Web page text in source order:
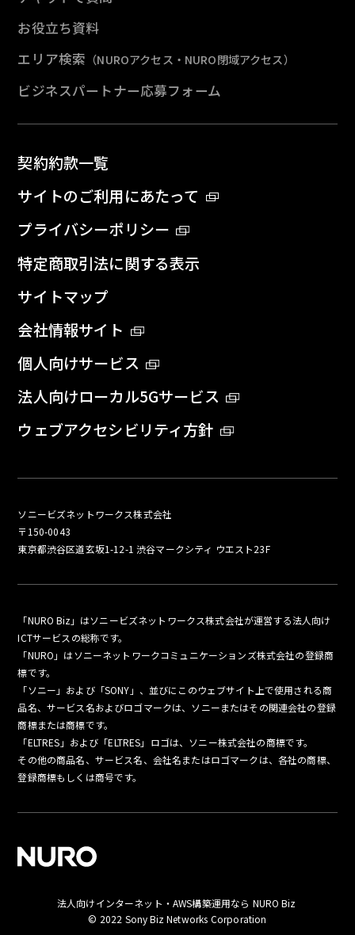
お役立ち資料
エリア検索 （NUROアクセス・NURO閉域アクセス）
ビジネスパートナー応募フォーム
契約約款一覧
サイトのご利用にあたって
プライバシーポリシー
特定商取引法に関する表示
サイトマップ
会社情報サイト
個人向けサービス
法人向けローカル5Gサービス
ウェブアクセシビリティ方針
ソニービズネットワークス株式会社
〒150-0043
東京都渋谷区道玄坂1-12-1 渋谷マークシティ ウエスト23F
「NURO Biz」はソニービズネットワークス株式会社が運営する法人向け
ICTサービスの総称です。
「NURO」はソニーネットワークコミュニケーションズ株式会社の登録商
標です。
「ソニー」および「SONY」、並びにこのウェブサイト上で使用される商
品名、サービス名およびロゴマークは、ソニーまたはその関連会社の登録
商標または商標です。
「ELTRES」および「ELTRES」ロゴは、ソニー株式会社の商標です。
その他の商品名、サービス名、会社名またはロゴマークは、各社の商標、
登録商標もしくは商号です。
法人向けインターネット・AWS構築運用なら NURO Biz
© 2022 Sony Biz Networks Corporation